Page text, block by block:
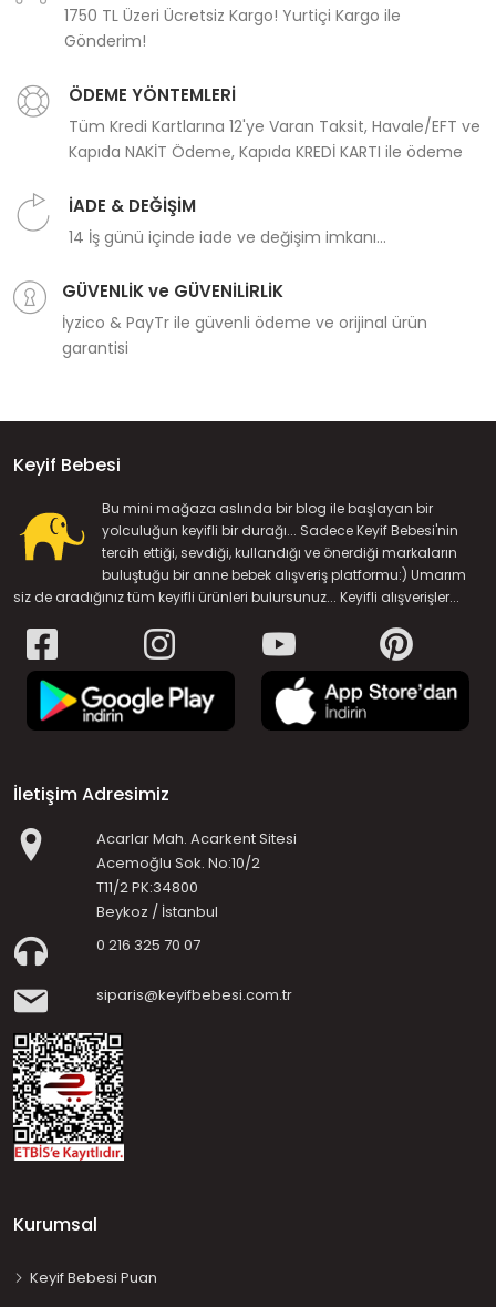
1750 TL Üzeri Ücretsiz Kargo! Yurtiçi Kargo ile
Gönderim!
ÖDEME YÖNTEMLERİ
Tüm Kredi Kartlarına 12'ye Varan Taksit, Havale/EFT ve
Kapıda NAKİT Ödeme, Kapıda KREDİ KARTI ile ödeme
İADE & DEĞİŞİM
14 İş günü içinde iade ve değişim imkanı...
GÜVENLİK ve GÜVENİLİRLİK
İyzico & PayTr ile güvenli ödeme ve orijinal ürün
garantisi
Keyif Bebesi
Bu mini mağaza aslında bir blog ile başlayan bir
yolculuğun keyifli bir durağı... Sadece Keyif Bebesi'nin
tercih ettiği, sevdiği, kullandığı ve önerdiği markaların
buluştuğu bir anne bebek alışveriş platformu:) Umarım
siz de aradığınız tüm keyifli ürünleri bulursunuz... Keyifli alışverişler...
İletişim Adresimiz
Acarlar Mah. Acarkent Sitesi
Acemoğlu Sok. No:10/2
T11/2 PK:34800
Beykoz / İstanbul
0 216 325 70 07
siparis@keyifbebesi.com.tr
Kurumsal
Keyif Bebesi Puan